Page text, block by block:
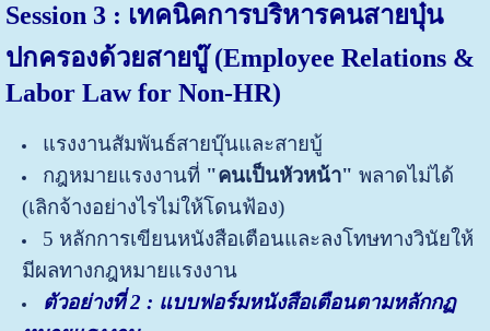
Session 3 : เทคนิคการบริหารคนสายบุ๋น
ปกครองด้วยสายบู๊ (Employee Relations &
Labor Lawfor Non-HR)
แรงงานสัมพันธ์สายบุ๊นและสายบู้
กฎหมายแรงงานที่ "คนเป็นหัวหน้า" พลาดไม่ได้
(เลิกจ้างอย่างไรไม่ให้โดนฟ้อง)
5 หลักการเขียนหนังสือเตือนและลงโทษทางวินัยให้
มีผลทางกฎหมายแรงงาน
ตัวอย่างที่ 2 : แบบฟอร์มหนังสือเตือนตามหลักกฏ